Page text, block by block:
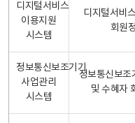
디지털서비스
이용지원
시스템
디지털서비
회원
정보통신보조기기
사업관리
시스템
정보통신보조
및 수혜자